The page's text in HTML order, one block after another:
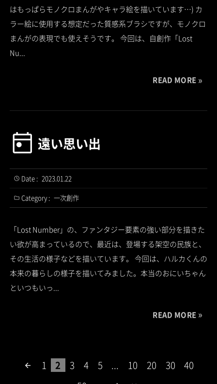
はもっぱらモノクロまんがやキャラ絵を描いています…) カ
ラー絵に使用する想定だった質感系ブラシですが、モノクロ
まんがの表現でも使えそうです。 今回は、自創作「Lost
Nu...
READ MORE
遠い思い出
Date : 2023.01.22
Category : 一次創作
「Lost Number」の、ファンタジー要素の強い部分を描きた
い欲が高まっているので、最近は、登場する架空の民族と、
その生活の様子などを描いています。 今回は、ハルカくんの
本来の暮らしの様子を描いてみました。本当のおにいちゃん
といつもいっ...
READ MORE
arrow_back 1 2 3 4 5 ... 10 20 30
40